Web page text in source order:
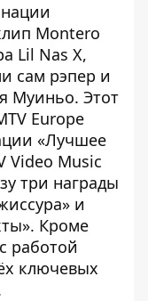
Montero
Lil Nas X,
сам рэпер и
Муиньо. Этот
Europe
«Лучшее
Video Music
три награды
и
Кроме
работой
ключевых